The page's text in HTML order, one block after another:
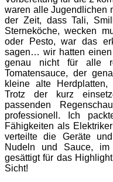
waren alle Jugendlichen
der Zeit, dass Tali,
Sterneköche, wecken
oder Pesto, war das
sagen… wir hatten
genau nicht für alle
Tomatensauce, der
kleine alte
Trotz der kurz
passenden
professionell. Ich
Fähigkeiten als
verteilte die Geräte
Nudeln und Sauce,
gesättigt für das
Sicht!